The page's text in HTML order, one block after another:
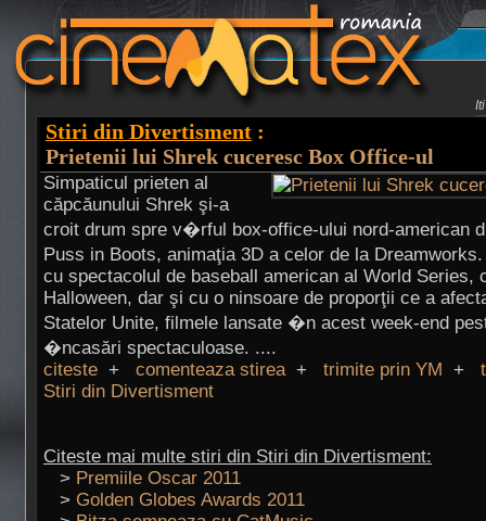
Stiri din Divertisment :
Prietenii lui Shrek cuceresc Box Office-ul
Simpaticul prieten al
căpcăunului Shrek şi-a
croit drum spre v�rful box-office-ului nord-american
Puss in Boots, animaţia 3D a celor de la
cu spectacolul de baseball american al World Series,
Halloween, dar şi cu o ninsoare de proporţii ce a
Statelor Unite, filmele lansate �n acest week-end
�ncasări spectaculoase. ....
citeste + comenteaza stirea+ trimite prin YM +
Stiri din Divertisment
Citeste mai multe stiri din Stiri din Divertisment:
> Premiile Oscar 2011
> Golden Globes Awards 2011